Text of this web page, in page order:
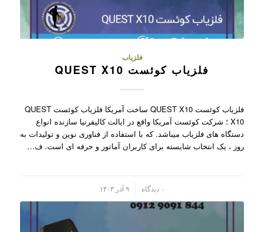
فلزیاب
فلزیاب کوئست QUEST X10
فلزیاب کوئست QUEST X10 ساخت آمریکا فلزیاب کوئست QUEST
X10 ؛ شرکت کوئست آمریکا واقع در ایالت کالیفرنیا سازنده انواع
دستگاه های فلزیاب میباشد. که با استفاده از فناوری نوین و تولیدات به
روز ، یک انتخاب شایسته برای کاربران آماتور و حرفه ای است. ف…
۰ دیدگاه ۹ آذر ۱۴۰۳